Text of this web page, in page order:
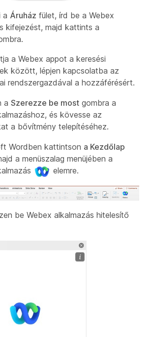
a Áruház fület, írd be a Webex
kifejezést, majd kattints a
a Webex appot a keresési
között, lépjen kapcsolatba az
rendszergazdával a hozzáférésért.
a Szerezze be most gombra a
és kövesse az
a bővítmény telepítéséhez.
Wordben kattintson a Kezdőlap
a menüszalag menüjében a
elemre.
be Webex alkalmazás hitelesítő